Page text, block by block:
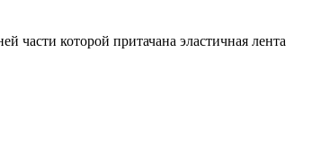
части которой притачана эластичная лента